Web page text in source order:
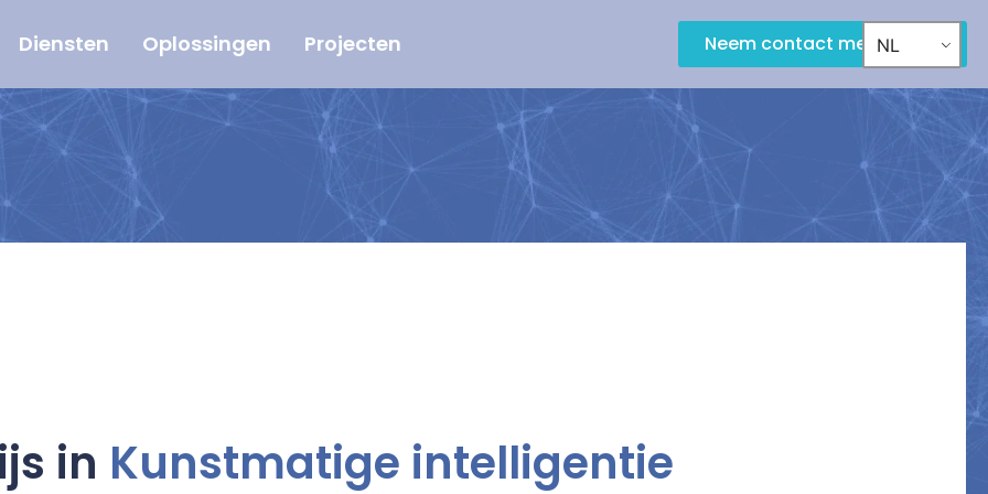
Diensten Oplossingen Projecten Neem contact met ons op
NL
in Kunstmatige intelligentie